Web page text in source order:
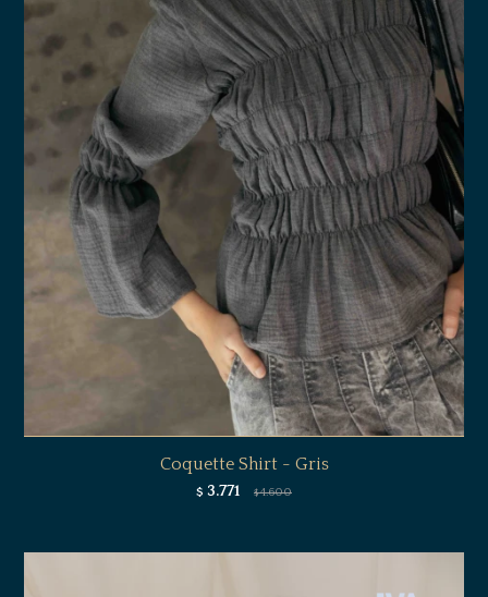
Coquette Shirt - Gris
$ 3.771 $ 4.600